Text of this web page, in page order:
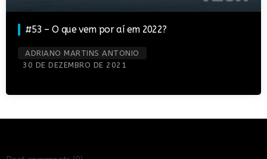
#53 – O que vem por aí em 2022?
ADRIANO MARTINS ANTONIO
30 DE DEZEMBRO DE 2021